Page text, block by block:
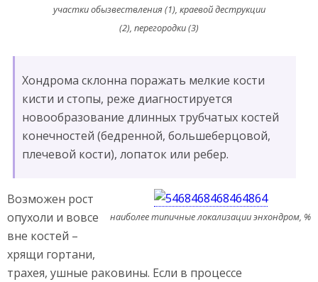
участки обызвествления (1), краевой деструкции
(2), перегородки (3)
Хондрома склонна поражать мелкие кости
кисти и стопы, реже диагностируется
новообразование длинных трубчатых костей
конечностей (бедренной, большеберцовой,
плечевой кости), лопаток или ребер.
наиболее типичные локализации энхондром, %
Возможен рост
опухоли и вовсе
вне костей –
хрящи гортани,
трахея, ушные раковины. Если в процессе